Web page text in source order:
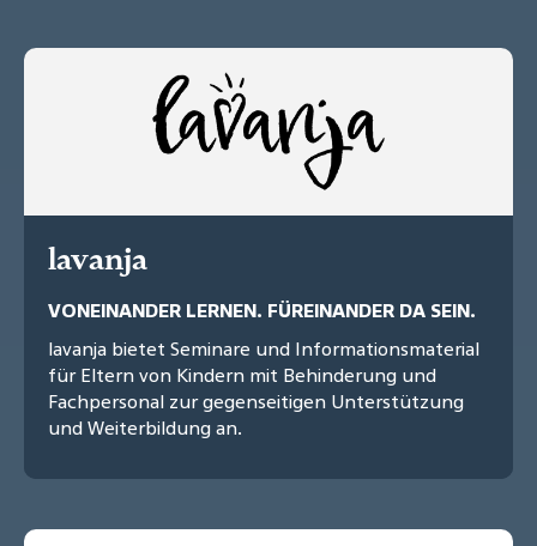
lavanja
VONEINANDER LERNEN. FÜREINANDER DA SEIN.
lavanja bietet Seminare und Informationsmaterial
für Eltern von Kindern mit Behinderung und
Fachpersonal zur gegenseitigen Unterstützung
und Weiterbildung an.